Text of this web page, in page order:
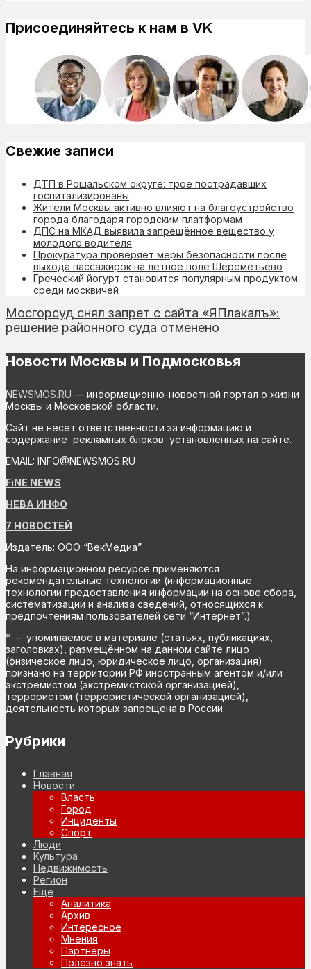
Присоединяйтесь к нам в VK
Свежие записи
ДТП в Рошальском округе: трое пострадавших
госпитализированы
Жители Москвы активно влияют на благоустройство
города благодаря городским платформам
ДПС на МКАД выявила запрещённое вещество у
молодого водителя
Прокуратура проверяет меры безопасности после
выхода пассажирок на летное поле Шереметьево
Греческий йогурт становится популярным продуктом
среди москвичей
Мосгорсуд снял запрет с сайта «ЯПлакалъ»:
решение районного суда отменено
Новости Москвы и Подмосковья
NEWSMOS.RU — информационно-новостной портал о жизни
Москвы и Московской области.
Сайт не несет ответственности за информацию и
содержание рекламных блоков установленных на сайте.
EMAIL: INFO@NEWSMOS.RU
FiNE NEWS
НЕВА ИНФО
7 НОВОСТЕЙ
Издатель: ООО “ВекМедиа”
На информационном ресурсе применяются
рекомендательные технологии (информационные
технологии предоставления информации на основе сбора,
систематизации и анализа сведений, относящихся к
предпочтениям пользователей сети “Интернет”.)
* – упоминаемое в материале (статьях, публикациях,
заголовках), размещённом на данном сайте лицо
(физическое лицо, юридическое лицо, организация)
признано на территории РФ иностранным агентом и/или
экстремистом (экстремистской организацией),
террористом (террористической организацией),
деятельность которых запрещена в России.
Рубрики
Главная
Новости
Власть
Город
Инциденты
Спорт
Люди
Культура
Недвижимость
Регион
Еще
Аналитика
Архив
Интересное
Мнения
Партнеры
Полезно знать